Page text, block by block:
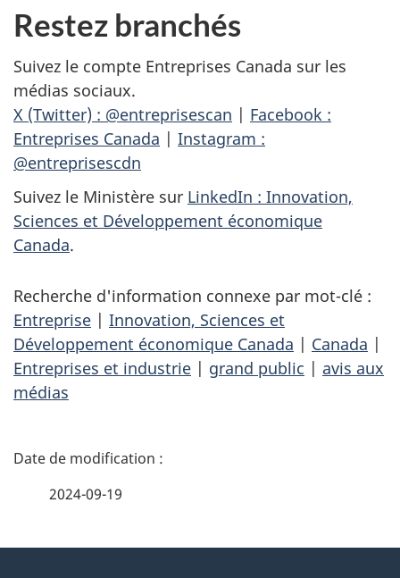
Restez branchés
Suivez le compte Entreprises Canada sur les
médias sociaux.
X (Twitter) : @entreprisescan | Facebook :
Entreprises Canada | Instagram :
@entreprisescdn
Suivez le Ministère sur LinkedIn : Innovation,
Sciences et Développement économique
Canada.
Recherche d'information connexe par mot-clé :
Entreprise | Innovation, Sciences et
Développement économique Canada | Canada |
Entreprises et industrie | grand public | avis aux
médias
D
2024-09-19